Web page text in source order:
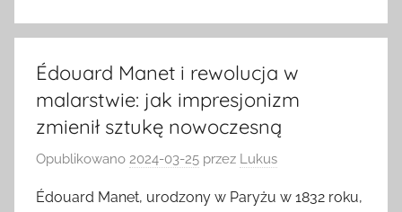
Édouard Manet i rewolucja w
malarstwie: jak impresjonizm
zmienił sztukę nowoczesną
Opublikowano 2024-03-25 przez Lukus
Édouard Manet, urodzony w Paryżu w 1832 roku,